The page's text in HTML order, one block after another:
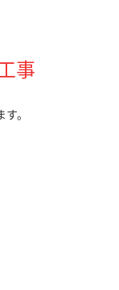
事
。